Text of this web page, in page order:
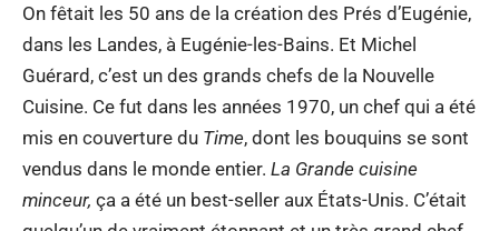
On fêtait les 50 ans de la création des Prés d’Eugénie,
dans les Landes, à Eugénie-les-Bains. Et Michel
Guérard, c’est un des grands chefs de la Nouvelle
Cuisine. Ce fut dans les années 1970, un chef qui a été
mis en couverture du Time, dont les bouquins se sont
vendus dans le monde entier. La Grande cuisine
minceur, ça a été un best-seller aux États-Unis. C’était